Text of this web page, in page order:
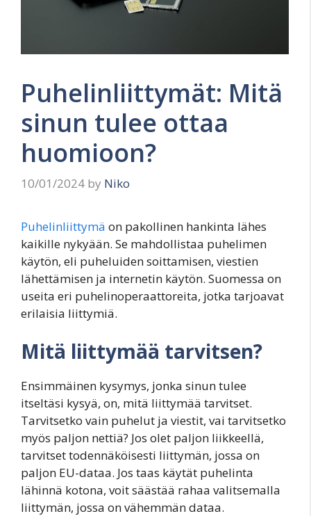
Puhelinliittymät: Mitä
sinun tulee ottaa
huomioon?
10/01/2024 by Niko
Puhelinliittymä on pakollinen hankinta lähes
kaikille nykyään. Se mahdollistaa puhelimen
käytön, eli puheluiden soittamisen, viestien
lähettämisen ja internetin käytön. Suomessa on
useita eri puhelinoperaattoreita, jotka tarjoavat
erilaisia liittymiä.
Mitä liittymää tarvitsen?
Ensimmäinen kysymys, jonka sinun tulee
itseltäsi kysyä, on, mitä liittymää tarvitset.
Tarvitsetko vain puhelut ja viestit, vai tarvitsetko
myös paljon nettiä? Jos olet paljon liikkeellä,
tarvitset todennäköisesti liittymän, jossa on
paljon EU-dataa. Jos taas käytät puhelinta
lähinnä kotona, voit säästää rahaa valitsemalla
liittymän, jossa on vähemmän dataa.